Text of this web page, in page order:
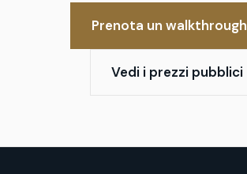
Prenota un walkthrough
Vedi i prezzi pubblici